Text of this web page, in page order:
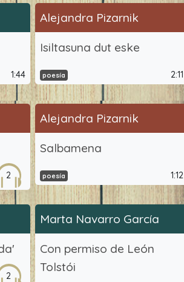
1:44
Alejandra Pizarnik
Isiltasuna dut eske
poesía 2:11
2
Alejandra Pizarnik
Salbamena
poesía 1:12
2
Marta Navarro García
Con permiso de León
Tolstói